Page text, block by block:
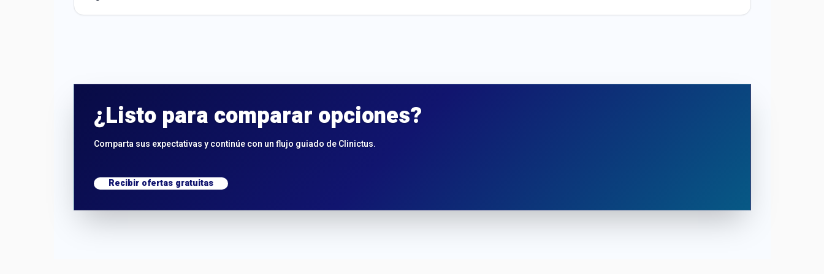
¿Listo para comparar opciones?
Comparta sus expectativas y continúe con un flujo guiado de Clinictus.
Recibir ofertas gratuitas